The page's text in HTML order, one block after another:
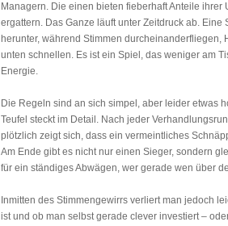
Managern. Die einen bieten fieberhaft Anteile
ergattern. Das Ganze läuft unter Zeitdruck ab. Eine
herunter, während Stimmen
unten schnellen. Es ist ein Spiel, das weniger am
Energie.
Die Regeln sind an sich simpel, aber leider etwas
Teufel steckt im Detail. Nach jeder
plötzlich zeigt sich, dass ein vermeintliches
Am Ende gibt es nicht nur einen Sieger, sondern
für ein ständiges Abwägen, wer gerade wen über
Inmitten des Stimmengewirrs verliert man jedoch
ist und ob man selbst gerade clever investiert –